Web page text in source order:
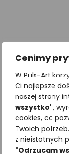
Cenimy
W Puls-Art
Ci najlepsze
naszej strony
wszystko",
cookies, co
Twoich
z nieistotnych
"Odrzucam